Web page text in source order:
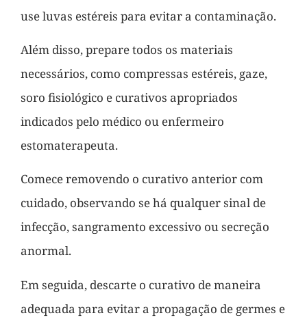
use luvas estéreis para evitar a contaminação.
Além disso, prepare todos os materiais
necessários, como compressas estéreis, gaze,
soro fisiológico e curativos apropriados
indicados pelo médico ou enfermeiro
estomaterapeuta.
Comece removendo o curativo anterior com
cuidado, observando se há qualquer sinal de
infecção, sangramento excessivo ou secreção
anormal.
Em seguida, descarte o curativo de maneira
adequada para evitar a propagação de germes e